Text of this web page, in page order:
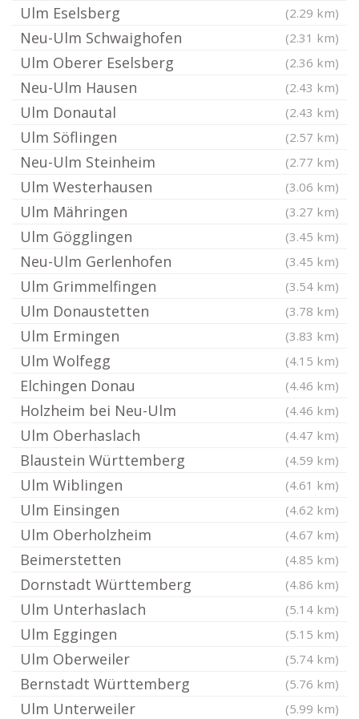
Ulm Eselsberg (2.29 km)
Neu-Ulm Schwaighofen (2.31 km)
Ulm Oberer Eselsberg (2.36 km)
Neu-Ulm Hausen (2.43 km)
Ulm Donautal (2.43 km)
Ulm Söflingen (2.57 km)
Neu-Ulm Steinheim (2.77 km)
Ulm Westerhausen (3.06 km)
Ulm Mähringen (3.27 km)
Ulm Gögglingen (3.45 km)
Neu-Ulm Gerlenhofen (3.45 km)
Ulm Grimmelfingen (3.54 km)
Ulm Donaustetten (3.78 km)
Ulm Ermingen (3.83 km)
Ulm Wolfegg (4.15 km)
Elchingen Donau (4.46 km)
Holzheim bei Neu-Ulm (4.46 km)
Ulm Oberhaslach (4.47 km)
Blaustein Württemberg (4.59 km)
Ulm Wiblingen (4.61 km)
Ulm Einsingen (4.62 km)
Ulm Oberholzheim (4.67 km)
Beimerstetten (4.85 km)
Dornstadt Württemberg (4.86 km)
Ulm Unterhaslach (5.14 km)
Ulm Eggingen (5.15 km)
Ulm Oberweiler (5.74 km)
Bernstadt Württemberg (5.76 km)
Ulm Unterweiler (5.99 km)